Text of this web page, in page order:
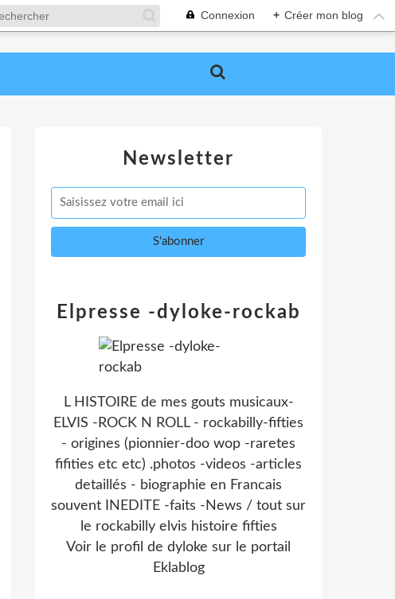
Connexion + Créer mon blog
Newsletter
Elpresse -dyloke-rockab
L HISTOIRE de mes gouts musicaux-
ELVIS -ROCK N ROLL - rockabilly-fifties
- origines (pionnier-doo wop -raretes
fifities etc etc) .photos -videos -articles
detaillés - biographie en Francais
souvent INEDITE -faits -News / tout sur
le rockabilly elvis histoire fifties
Voir le profil de dyloke sur le portail
Eklablog